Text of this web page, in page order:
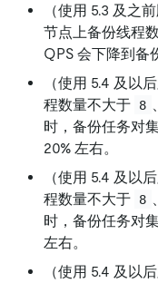
（使用 5.3 及之
节点上备份线程
QPS 会下降到备
（使用 5.4 及以
程数量不大于
8
时，备份任务对
20% 左右。
（使用 5.4 及以
程数量不大于
8
时，备份任务对
左右。
（使用 5.4 及以